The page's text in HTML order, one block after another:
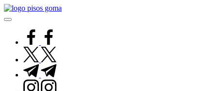
Saltar
al
facebook.com
twitter.com
t.me
instagram.com